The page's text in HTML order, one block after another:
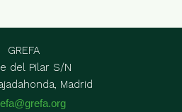
GREFA
del Pilar S/N
Madrid